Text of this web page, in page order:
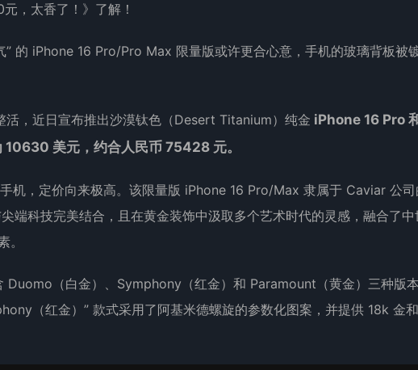
，太香了！》了解！
” 的 iPhone 16 Pro/Pro Max 限量版或许更合心意，手机的玻璃背板被
，近日宣布推出沙漠钛色（Desert Titanium）纯金 iPhone 16 Pro
美元，约合人民币 75428 元。
机，定价向来极高。该限量版 iPhone 16 Pro/Max 隶属于 Caviar 公司
端科技完美结合，且在黄金装饰中汲取多个艺术时代的灵感，融合了中
。
（白金）、Symphony（红金）和 Paramount（黄金）三种版
（红金）” 款式采用了阿基米德螺旋的参数化图案，并提供 18k 金和